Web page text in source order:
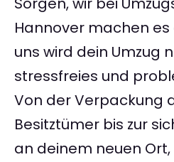
Hannover machen
uns wird dein Umzug
stressfreies und
Von der Verpackung
Besitztümer bis zur
an deinem neuen